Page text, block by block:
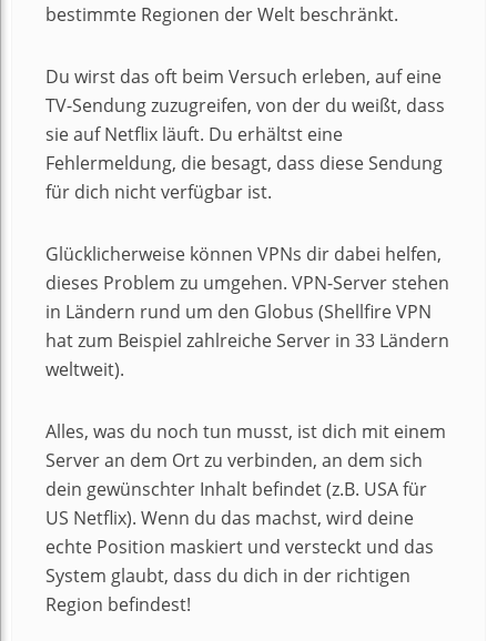
bestimmte Regionen der Welt beschränkt.
Du wirst das oft beim Versuch erleben, auf eine
TV-Sendung zuzugreifen, von der du weißt, dass
sie auf Netflix läuft. Du erhältst eine
Fehlermeldung, die besagt, dass diese Sendung
für dich nicht verfügbar ist.
Glücklicherweise können VPNs dir dabei helfen,
dieses Problem zu umgehen. VPN-Server stehen
in Ländern rund um den Globus (Shellfire VPN
hat zum Beispiel zahlreiche Server in 33 Ländern
weltweit).
Alles, was du noch tun musst, ist dich mit einem
Server an dem Ort zu verbinden, an dem sich
dein gewünschter Inhalt befindet (z.B. USA für
US Netflix). Wenn du das machst, wird deine
echte Position maskiert und versteckt und das
System glaubt, dass du dich in der richtigen
Region befindest!